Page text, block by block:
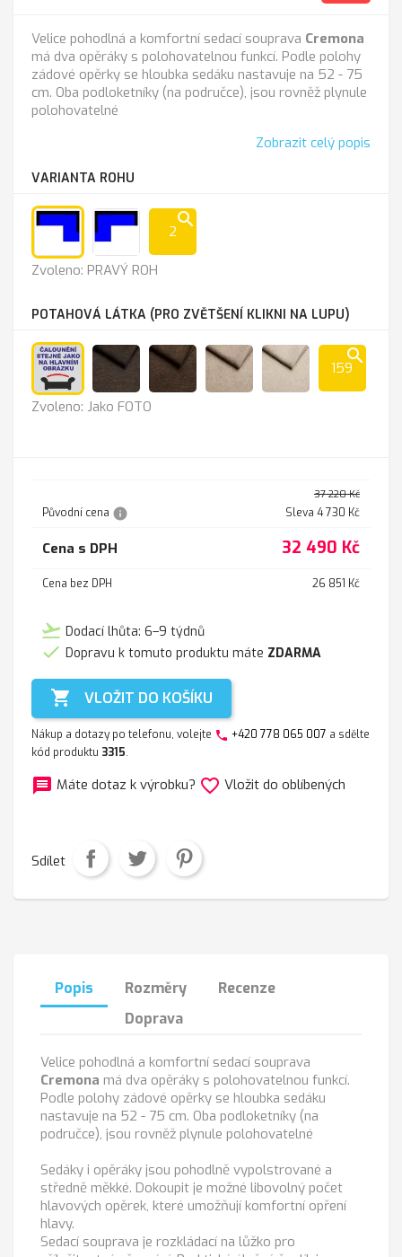
Velice pohodlná a komfortní sedací souprava Cremona
má dva opěráky s polohovatelnou funkcí. Podle polohy
zádové opěrky se hloubka sedáku nastavuje na 52 - 75
cm. Oba podloketníky (na područce), jsou rovněž plynule
polohovatelné
Zobrazit celý popis
VARIANTA ROHU
PRAVÝ
LEVÝ
search
2
Zvoleno: PRAVÝ ROH
POTAHOVÁ LÁTKA (PRO ZVĚTŠENÍ KLIKNI NA LUPU)
Jako
Lira
search
159
Zvoleno: Jako FOTO
Původní cena info
37 220 Kč
Sleva 4 730 Kč
Cena s DPH 32 490 Kč
Cena bez DPH 26 851 Kč
flight_takeoff Dodací lhůta: 6–9 týdnů
 Dopravu k tomuto produktu máte ZDARMA
 VLOŽIT DO KOŠÍKU
Nákup a dotazy po telefonu, volejte phone +420 778 065 007 a sdělte
kód produktu 3315.
message Máte dotaz k výrobku? favorite_border Vložit do oblíbených
Sdílet
Popis Rozměry
Recenze
Doprava
Velice pohodlná a komfortní sedací souprava
Cremona má dva opěráky s polohovatelnou funkcí.
Podle polohy zádové opěrky se hloubka sedáku
nastavuje na 52 - 75 cm. Oba podloketníky (na
područce), jsou rovněž plynule polohovatelné
Sedáky i opěráky jsou pohodlně vypolstrované a
středně měkké. Dokoupit je možné libovolný počet
hlavových opěrek, které umožňují komfortní opření
hlavy.
Sedací souprava je rozkládací na lůžko pro